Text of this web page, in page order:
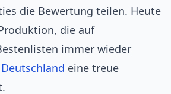
die Bewertung teilen. Heute
die auf
immer wieder
Deutschland eine treue